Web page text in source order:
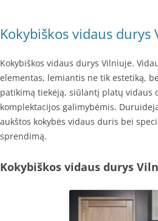
Kokybiškos vidaus durys
Kokybiškos vidaus durys Vilniuje.
elementas, lemiantis ne tik estetiką,
patikimą tiekėją, siūlantį platų
komplektacijos galimybėmis.
aukštos kokybės vidaus duris bei
sprendimą.
Kokybiškos vidaus durys